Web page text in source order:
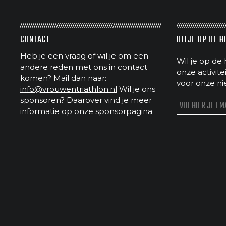
CONTACT
Heb je een vraag of wil je om een
andere reden met ons in contact
komen? Mail dan naar:
info@vrouwentriathlon.nl Wil je ons
sponsoren? Daarover vind je meer
informatie op onze sponsorpagina
BLIJF OP DE
Wil je op de
onze
voor onze